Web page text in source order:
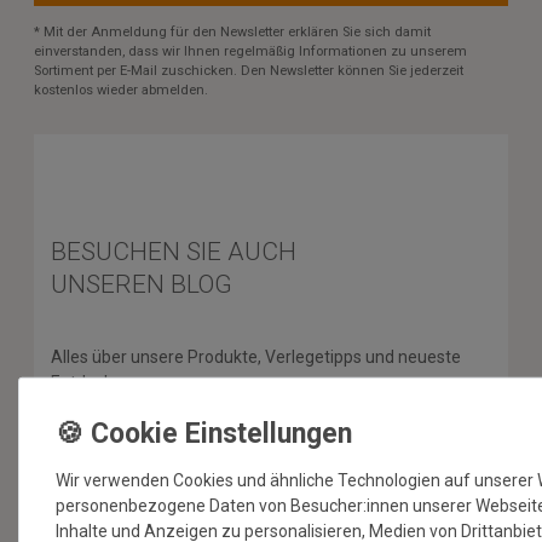
* Mit der Anmeldung für den Newsletter erklären Sie sich damit
einverstanden, dass wir Ihnen regelmäßig Informationen zu unserem
Sortiment per E-Mail zuschicken. Den Newsletter können Sie jederzeit
kostenlos wieder abmelden.
BESUCHEN SIE AUCH
UNSEREN BLOG
Alles über unsere Produkte, Verlegetipps und neueste
Entdeckungen.
Wir verwenden Cookies und ähnliche Technologien auf unserer
personenbezogene Daten von Besucher:innen unserer
Inhalte und Anzeigen zu personalisieren, Medien von